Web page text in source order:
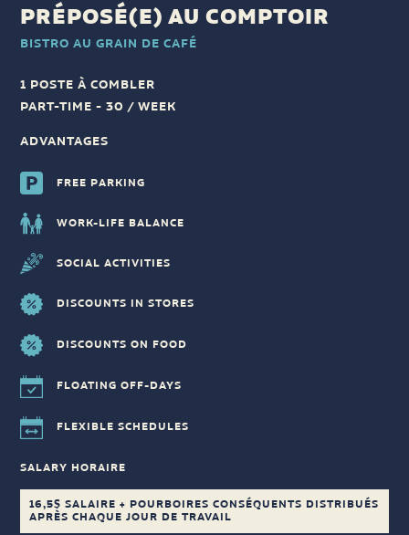
PRÉPOSÉ(E) AU COMPTOIR
BISTRO AU GRAIN DE CAFÉ
1 POSTE À COMBLER
PART-TIME - 30 / WEEK
ADVANTAGES
FREE PARKING
WORK-LIFE BALANCE
SOCIAL ACTIVITIES
DISCOUNTS IN STORES
DISCOUNTS ON FOOD
FLOATING OFF-DAYS
FLEXIBLE SCHEDULES
16,5$ SALAIRE + POURBOIRES CONSÉQUENTS DISTRIBUÉS
APRÈS CHAQUE JOUR DE TRAVAIL
SALARY HORAIRE